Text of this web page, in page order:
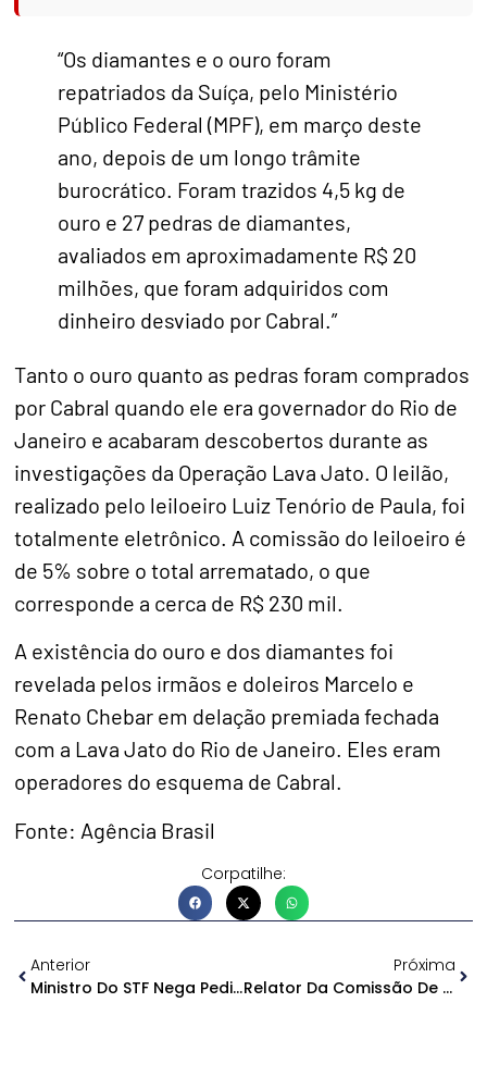
“Os diamantes e o ouro foram
repatriados da Suíça, pelo Ministério
Público Federal (MPF), em março deste
ano, depois de um longo trâmite
burocrático. Foram trazidos 4,5 kg de
ouro e 27 pedras de diamantes,
avaliados em aproximadamente R$ 20
milhões, que foram adquiridos com
dinheiro desviado por Cabral.”
Tanto o ouro quanto as pedras foram comprados
por Cabral quando ele era governador do Rio de
Janeiro e acabaram descobertos durante as
investigações da Operação Lava Jato. O leilão,
realizado pelo leiloeiro Luiz Tenório de Paula, foi
totalmente eletrônico. A comissão do leiloeiro é
de 5% sobre o total arrematado, o que
corresponde a cerca de R$ 230 mil.
A existência do ouro e dos diamantes foi
revelada pelos irmãos e doleiros Marcelo e
Renato Chebar em delação premiada fechada
com a Lava Jato do Rio de Janeiro. Eles eram
operadores do esquema de Cabral.
Fonte: Agência Brasil
Corpatilhe:
Anterior
Ministro Do STF Nega Pedido Para Anular Busca Em Gabinete De Deputado
Próxima
Relator Da Comissão De Impeachment Pede Arquivamento Do Processo Na Aleam